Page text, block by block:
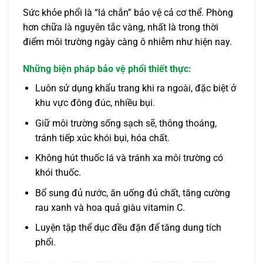
Sức khỏe phổi là “lá chắn” bảo vệ cả cơ thể. Phòng
hơn chữa là nguyên tắc vàng, nhất là trong thời
điểm môi trường ngày càng ô nhiễm như hiện nay.
Những biện pháp bảo vệ phổi thiết thực:
Luôn sử dụng khẩu trang khi ra ngoài, đặc biệt ở
khu vực đông đúc, nhiều bụi.
Giữ môi trường sống sạch sẽ, thông thoáng,
tránh tiếp xúc khói bụi, hóa chất.
Không hút thuốc lá và tránh xa môi trường có
khói thuốc.
Bổ sung đủ nước, ăn uống đủ chất, tăng cường
rau xanh và hoa quả giàu vitamin C.
Luyện tập thể dục đều đặn để tăng dung tích
phổi.